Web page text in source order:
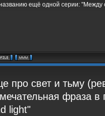
ещё одной серии: "Между
про свет и тьму
фраза
light"